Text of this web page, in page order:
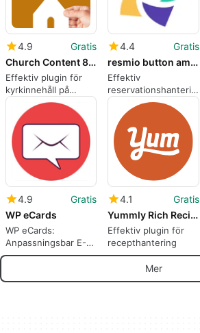
4.9
Gratis
Church Content 8211 Sermons Events and More
Effektiv plugin för
kyrkinnehåll på
WordPress
4.4
Gratis
resmio button amp widget
Effektiv
reservationshantering
för restauranger
4.9
Gratis
WP eCards
WP eCards:
Anpassningsbar E-
kortlösning för
4.1
Gratis
Yummly Rich Recipes
Effektiv plugin för
recepthantering
Mer